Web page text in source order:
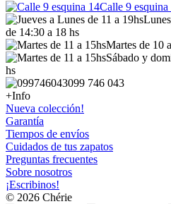
Calle 9 esquina
de 14:30 a 18 hs
Martes de 10
Sábado y
hs
099 746 043
+Info
Nueva colección!
Garantía
Tiempos de envíos
Cuidados de tus zapatos
Preguntas frecuentes
Sobre nosotros
¡Escribinos!
© 2026 Chérie